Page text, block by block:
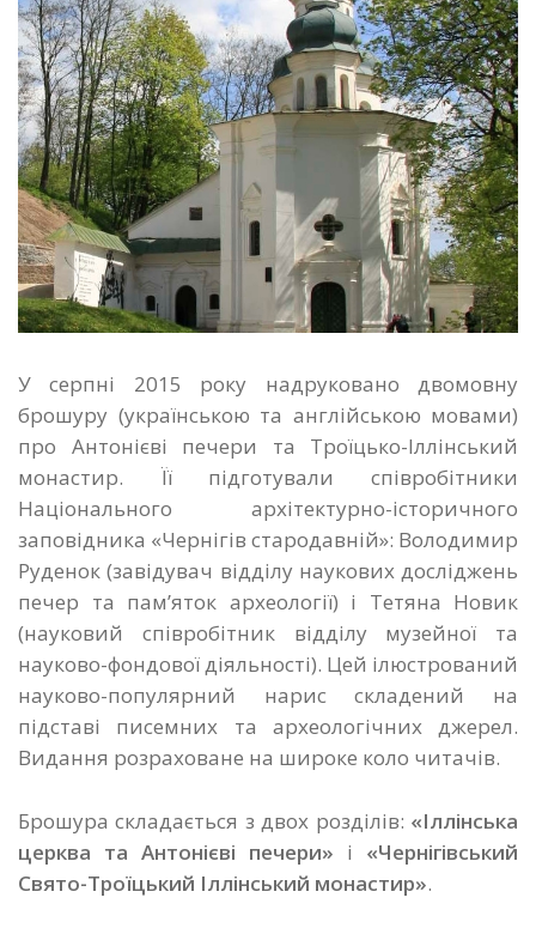
У серпні 2015 року надруковано двомовну
брошуру (українською та англійською мовами)
про Антонієві печери та Троїцько-Іллінський
монастир. Її підготували співробітники
Національного архітектурно-історичного
заповідника «Чернігів стародавній»: Володимир
Руденок (завідувач відділу наукових досліджень
печер та пам’яток археології) і Тетяна Новик
(науковий співробітник відділу музейної та
науково-фондової діяльності). Цей ілюстрований
науково-популярний нарис складений на
підставі писемних та археологічних джерел.
Видання розраховане на широке коло читачів.
Брошура складається з двох розділів: «Іллінська
церква та Антонієві печери» і «Чернігівський
Свято-Троїцький Іллінський монастир».